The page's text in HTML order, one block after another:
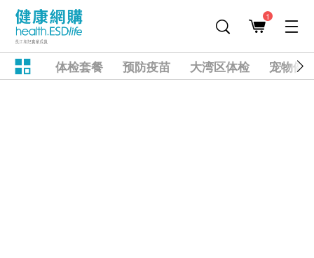
1
体检套餐 预防疫苗 大湾区体检 宠物健